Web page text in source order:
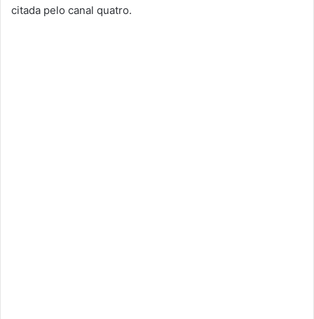
citada pelo canal quatro.